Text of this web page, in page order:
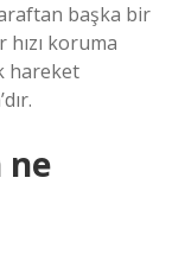
başka bir
koruma
hareket
ne